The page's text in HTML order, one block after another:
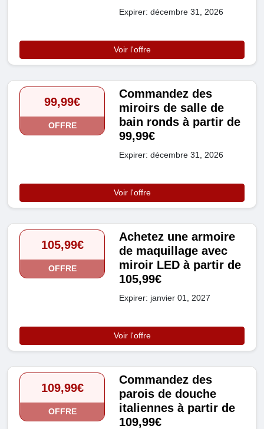
Expirer: décembre 31, 2026
Voir l'offre
99,99€
OFFRE
Commandez des
miroirs de salle de
bain ronds à partir de
99,99€
Expirer: décembre 31, 2026
Voir l'offre
105,99€
OFFRE
Achetez une armoire
de maquillage avec
miroir LED à partir de
105,99€
Expirer: janvier 01, 2027
Voir l'offre
109,99€
OFFRE
Commandez des
parois de douche
italiennes à partir de
109,99€